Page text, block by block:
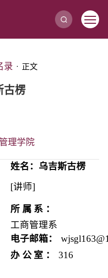
录 · 正文
古楞
理学院
姓名：乌吉斯古楞
[讲师]
所属系 ：
工商管理系
电子邮箱：
办公室 ： 316